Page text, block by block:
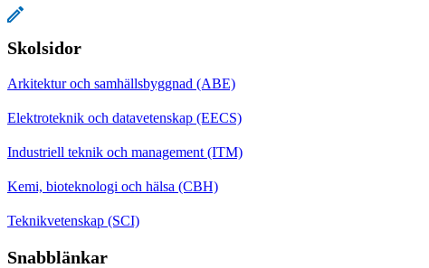
Skolsidor
Arkitektur och samhällsbyggnad (ABE)
Elektroteknik och datavetenskap (EECS)
Industriell teknik och management (ITM)
Kemi, bioteknologi och hälsa (CBH)
Teknikvetenskap (SCI)
Snabblänkar